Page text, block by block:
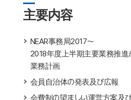
主要内容
NEAR事務局2017～
2018年度上半期主要業務推
業務計画
会員自治体の発表及び広報
会費制の望ましい運営方案及